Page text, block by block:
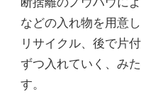
などの入れ物を用意
リサイクル、後で片
ずつ入れていく、み
す。